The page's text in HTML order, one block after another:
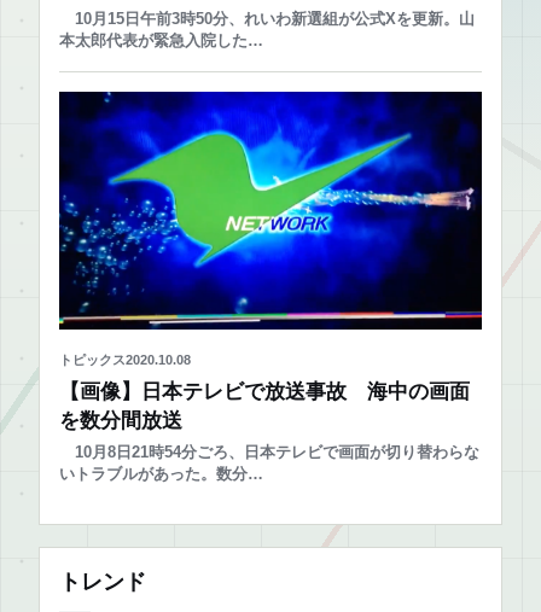
10月15日午前3時50分、れいわ新選組が公式Xを更新。山
本太郎代表が緊急入院した…
トピックス2020.10.08
【画像】日本テレビで放送事故 海中の画面
を数分間放送
10月8日21時54分ごろ、日本テレビで画面が切り替わらな
いトラブルがあった。数分…
トレンド